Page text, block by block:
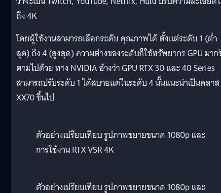
ถึง 4K
โดยผู้ใช้งานสามารถเลือกระดับ คุณภาพได้ ตั้งเเต่ระดับ 1 (ต่ำ
สุด) ถึง 4 (สูงสุด) ความต่างของระดับก็ใช้ทรัพยากร GPU มา
ตามไปด้วย ทาง NVIDIA อ้างว่า GPU RTX 30 และ 40 Series
สามารถปรับระดับ 1 ได้สบายแต่ในระดับ 4 นั้นแนะนำเป็นคลาส
XX70 ขึ้นไป
ตัวอย่างเปรียบเทียบ รูปภาพขยายขนาด 1080p และ
การใช้งาน RTX VSR 4K
ตัวอย่างเปรียบเทียบ รูปภาพขยายขนาด 1080p และ